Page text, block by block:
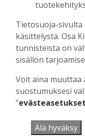
Toimitus
Mikko
Tilaajille
Aku
UUSIMMAT
Tietosuoja-
käsittelystä. Osa
tunnisteista on
sisällön
Voit aina muuttaa
suostumuksesi
”evästeasetukset
Älä hyväksy